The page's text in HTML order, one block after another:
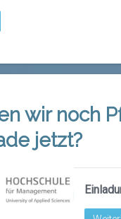
wir noch
jetzt?